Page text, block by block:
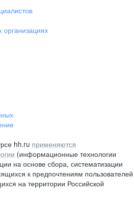
организациях
hh.ru применяются
(информационные технологии
на основе сбора, систематизации
к предпочтениям пользователей
на территории Российской